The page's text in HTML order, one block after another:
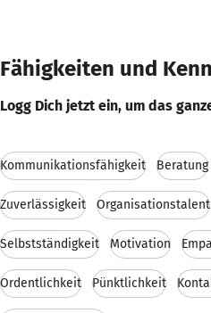
Fähigkeiten und
Logg Dich jetzt ein, um das
Kommunikationsfähigkeit Beratung
Zuverlässigkeit Organisationstalent
Selbstständigkeit Motivation
Ordentlichkeit Pünktlichkeit